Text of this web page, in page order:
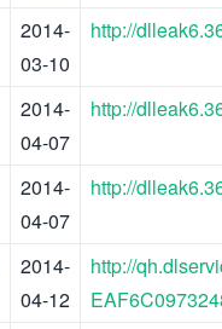
2014-
03-10
http://
2014-
04-07
http://
2014-
04-07
http://
2014-
04-12
http://